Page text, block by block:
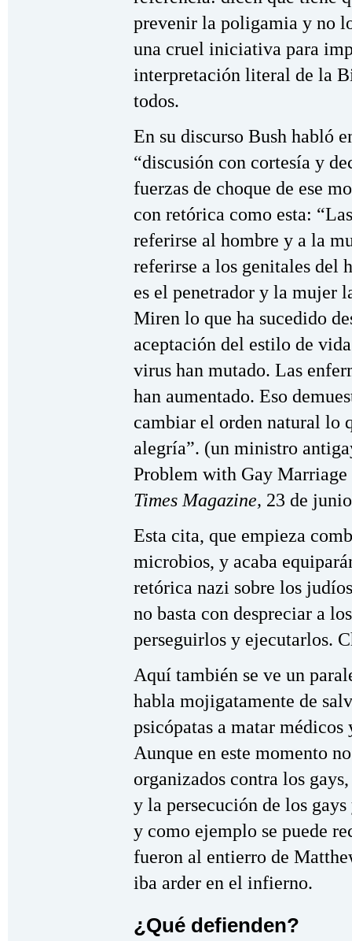
prevenir la poligamia y no
una cruel iniciativa para
interpretación literal de la
todos.
En su discurso Bush habló
“discusión con cortesía y
fuerzas de choque de ese
con retórica como esta:
referirse al hombre y a la
referirse a los genitales
es el penetrador y la mujer
Miren lo que ha sucedido
aceptación del estilo de
virus han mutado. Las
han aumentado. Eso
cambiar el orden natural lo
alegría”. (un ministro
Problem with Gay
Times Magazine, 23 de
Esta cita, que empieza
microbios, y acaba
retórica nazi sobre los
no basta con despreciar a
perseguirlos y ejecutarlos.
Aquí también se ve un
habla mojigatamente de
psicópatas a matar
Aunque en este momento
organizados contra los
y la persecución de los
y como ejemplo se puede
fueron al entierro de
iba arder en el infierno.
¿Qué defienden?